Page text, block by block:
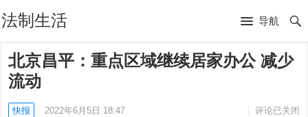
法制生活 导航
北京昌平：重点区域继续居家办公 减少
流动
快报 2022年6月5日 18:47 评论已关闭